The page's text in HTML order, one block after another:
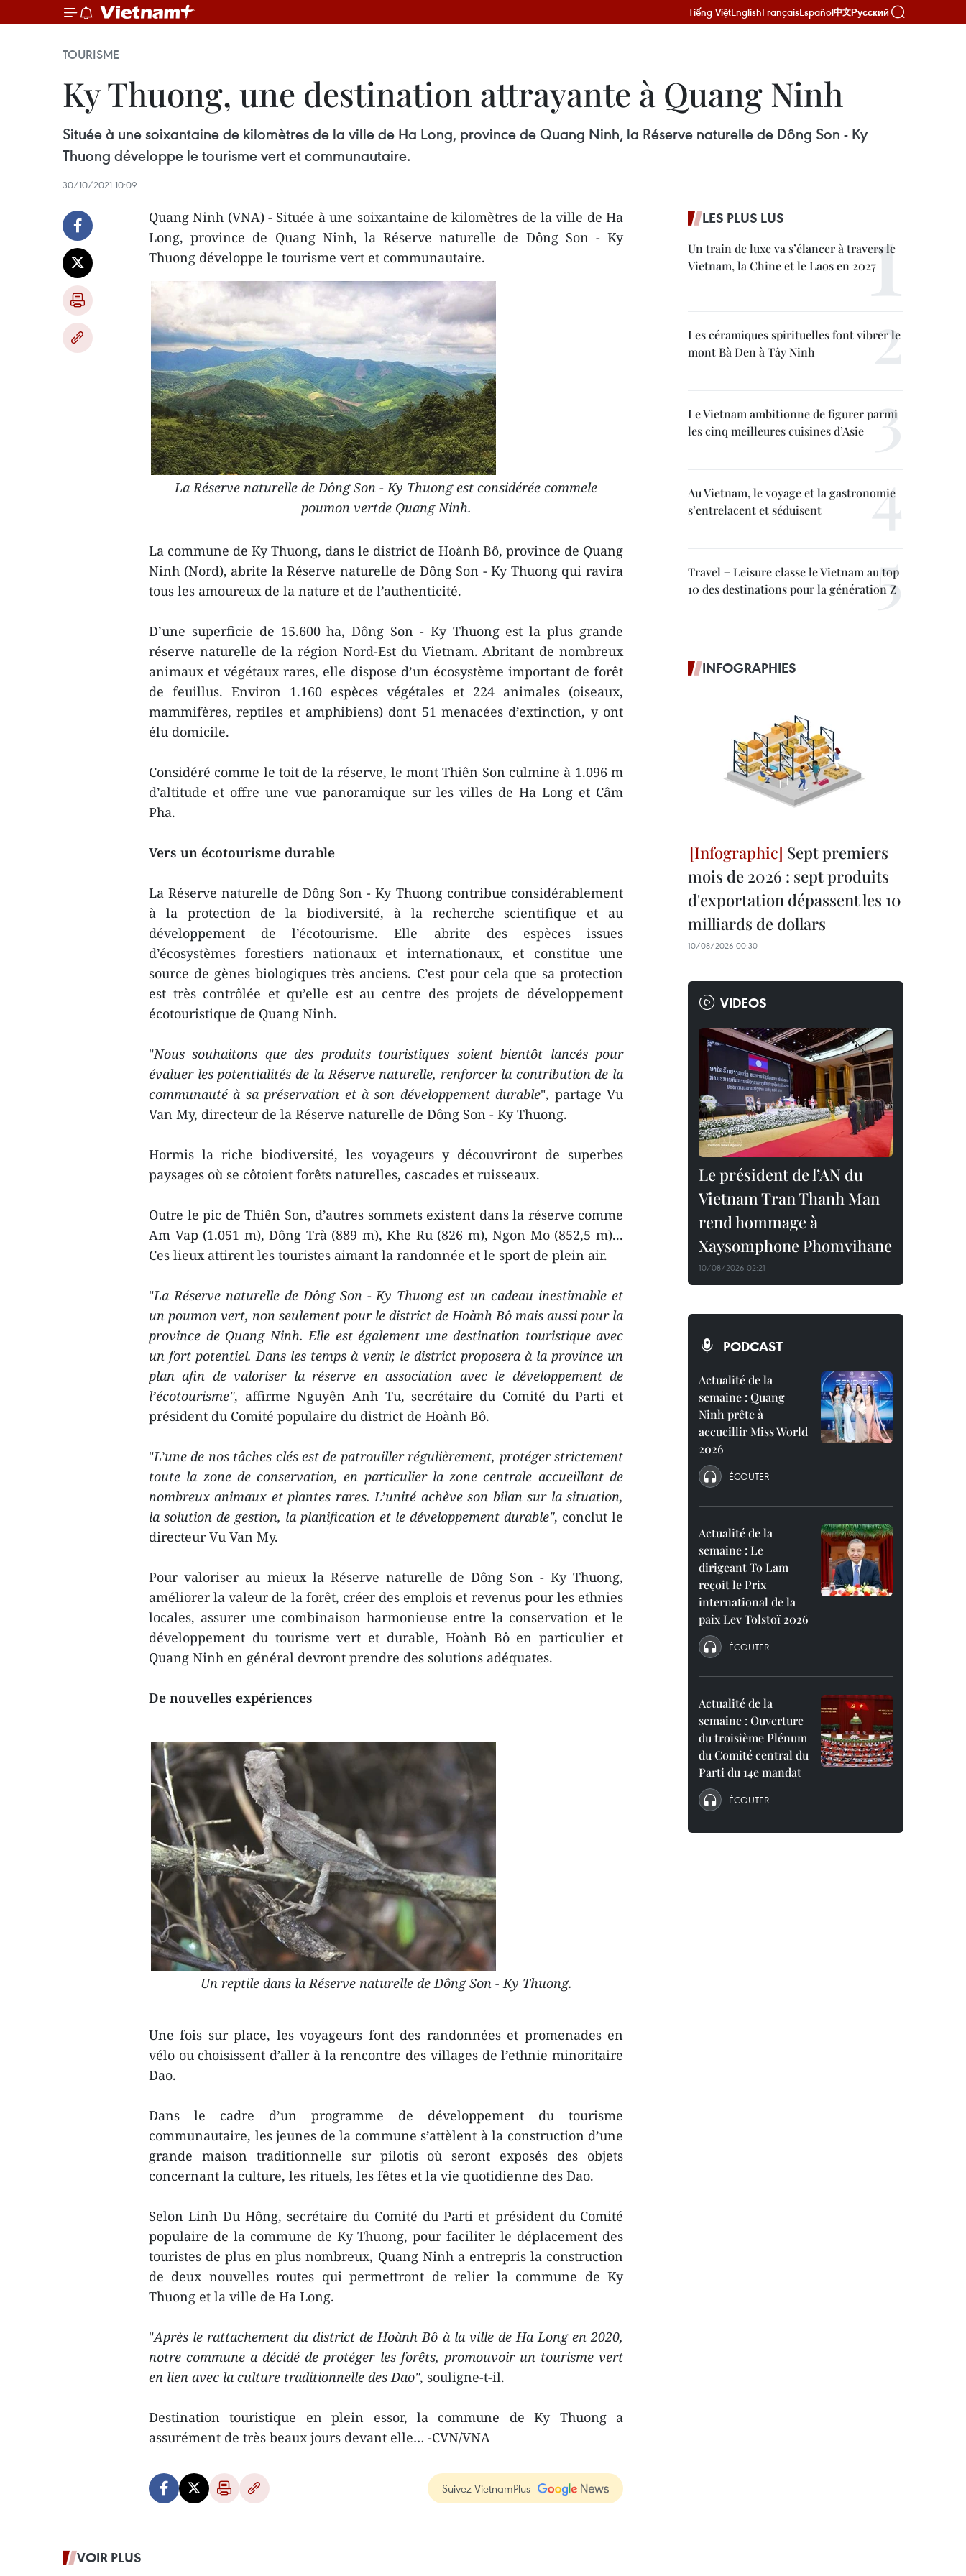
Tiếng ViệtEnglishFrançaisEspañol中文Русский
TOURISME
Ky Thuong, une destination attrayante à Quang Ninh
Située à une soixantaine de kilomètres de la ville de Ha Long, province de Quang Ninh, la Réserve naturelle de Dông Son - Ky
Thuong développe le tourisme vert et communautaire.
30/10/2021 10:09
Quang Ninh (VNA) - Située à une soixantaine de kilomètres de la ville de Ha
Long, province de Quang Ninh, la Réserve naturelle de Dông Son - Ky
Thuong développe le tourisme vert et communautaire.
La Réserve naturelle de Dông Son - Ky Thuong est considérée commele
poumon vertde Quang Ninh.
La commune de Ky Thuong, dans le district de Hoành Bô, province de Quang
Ninh (Nord), abrite la Réserve naturelle de Dông Son - Ky Thuong qui ravira
tous les amoureux de la nature et de l’authenticité.
D’une superficie de 15.600 ha, Dông Son - Ky Thuong est la plus grande
réserve naturelle de la région Nord-Est du Vietnam. Abritant de nombreux
animaux et végétaux rares, elle dispose d’un écosystème important de forêt
de feuillus. Environ 1.160 espèces végétales et 224 animales (oiseaux,
mammifères, reptiles et amphibiens) dont 51 menacées d’extinction, y ont
élu domicile.
Considéré comme le toit de la réserve, le mont Thiên Son culmine à 1.096 m
d’altitude et offre une vue panoramique sur les villes de Ha Long et Câm
Pha.
Vers un écotourisme durable
La Réserve naturelle de Dông Son - Ky Thuong contribue considérablement
à la protection de la biodiversité, à la recherche scientifique et au
développement de l’écotourisme. Elle abrite des espèces issues
d’écosystèmes forestiers nationaux et internationaux, et constitue une
source de gènes biologiques très anciens. C’est pour cela que sa protection
est très contrôlée et qu’elle est au centre des projets de développement
écotouristique de Quang Ninh.
"Nous souhaitons que des produits touristiques soient bientôt lancés pour
évaluer les potentialités de la Réserve naturelle, renforcer la contribution de la
communauté à sa préservation et à son développement durable", partage Vu
Van My, directeur de la Réserve naturelle de Dông Son - Ky Thuong.
Hormis la riche biodiversité, les voyageurs y découvriront de superbes
paysages où se côtoient forêts naturelles, cascades et ruisseaux.
Outre le pic de Thiên Son, d’autres sommets existent dans la réserve comme
Am Vap (1.051 m), Dông Trà (889 m), Khe Ru (826 m), Ngon Mo (852,5 m)...
Ces lieux attirent les touristes aimant la randonnée et le sport de plein air.
"La Réserve naturelle de Dông Son - Ky Thuong est un cadeau inestimable et
un poumon vert, non seulement pour le district de Hoành Bô mais aussi pour la
province de Quang Ninh. Elle est également une destination touristique avec
un fort potentiel. Dans les temps à venir, le district proposera à la province un
plan afin de valoriser la réserve en association avec le développement de
l’écotourisme", affirme Nguyên Anh Tu, secrétaire du Comité du Parti et
président du Comité populaire du district de Hoành Bô.
"L’une de nos tâches clés est de patrouiller régulièrement, protéger strictement
toute la zone de conservation, en particulier la zone centrale accueillant de
nombreux animaux et plantes rares. L’unité achève son bilan sur la situation,
la solution de gestion, la planification et le développement durable", conclut le
directeur Vu Van My.
Pour valoriser au mieux la Réserve naturelle de Dông Son - Ky Thuong,
améliorer la valeur de la forêt, créer des emplois et revenus pour les ethnies
locales, assurer une combinaison harmonieuse entre la conservation et le
développement du tourisme vert et durable, Hoành Bô en particulier et
Quang Ninh en général devront prendre des solutions adéquates.
De nouvelles expériences
Un reptile dans la Réserve naturelle de Dông Son - Ky Thuong.
Une fois sur place, les voyageurs font des randonnées et promenades en
vélo ou choisissent d’aller à la rencontre des villages de l’ethnie minoritaire
Dao.
Dans le cadre d’un programme de développement du tourisme
communautaire, les jeunes de la commune s’attèlent à la construction d’une
grande maison traditionnelle sur pilotis où seront exposés des objets
concernant la culture, les rituels, les fêtes et la vie quotidienne des Dao.
Selon Linh Du Hông, secrétaire du Comité du Parti et président du Comité
populaire de la commune de Ky Thuong, pour faciliter le déplacement des
touristes de plus en plus nombreux, Quang Ninh a entrepris la construction
de deux nouvelles routes qui permettront de relier la commune de Ky
Thuong et la ville de Ha Long.
"Après le rattachement du district de Hoành Bô à la ville de Ha Long en 2020,
notre commune a décidé de protéger les forêts, promouvoir un tourisme vert
en lien avec la culture traditionnelle des Dao", souligne-t-il.
Destination touristique en plein essor, la commune de Ky Thuong a
assurément de très beaux jours devant elle… -CVN/VNA
Suivez VietnamPlus
VOIR PLUS
LES PLUS LUS
Un train de luxe va s’élancer à travers le
Vietnam, la Chine et le Laos en 2027
Les céramiques spirituelles font vibrer le
mont Bà Den à Tây Ninh
Le Vietnam ambitionne de figurer parmi
les cinq meilleures cuisines d’Asie
Au Vietnam, le voyage et la gastronomie
s’entrelacent et séduisent
Travel + Leisure classe le Vietnam au top
10 des destinations pour la génération Z
INFOGRAPHIES
Sept premiers
mois de 2026 : sept produits
d'exportation dépassent les 10
milliards de dollars
10/08/2026 00:30
VIDEOS
Le président de l’AN du
Vietnam Tran Thanh Man
rend hommage à
Xaysomphone Phomvihane
10/08/2026 02:21
PODCAST
Actualité de la
semaine : Quang
Ninh prête à
accueillir Miss World
2026
ÉCOUTER
Actualité de la
semaine : Le
dirigeant To Lam
reçoit le Prix
international de la
paix Lev Tolstoï 2026
ÉCOUTER
Actualité de la
semaine : Ouverture
du troisième Plénum
du Comité central du
Parti du 14e mandat
ÉCOUTER